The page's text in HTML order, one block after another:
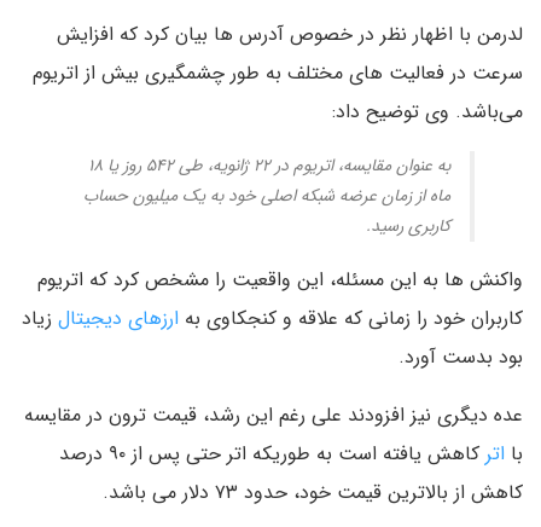
لدرمن با اظهار نظر در خصوص آدرس ها بیان کرد که افزایش
سرعت در فعالیت های مختلف به طور چشمگیری بیش از اتریوم
می‌باشد. وی توضیح داد:
به عنوان مقایسه، اتریوم در ۲۲ ژانویه، طی ۵۴۲ روز یا ۱۸
ماه از زمان عرضه شبکه اصلی خود به یک میلیون حساب
کاربری رسید.
واکنش ها به این مسئله، این واقعیت را مشخص کرد که اتریوم
کاربران خود را زمانی که علاقه و کنجکاوی به ارزهای دیجیتال زیاد
بود بدست آورد.
عده دیگری نیز افزودند علی رغم این رشد، قیمت ترون در مقایسه
با اتر
کاهش یافته است به طوریکه اتر حتی پس از ۹۰ درصد
کاهش از بالاترین قیمت خود، حدود ۷۳ دلار می باشد.